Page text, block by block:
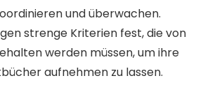
und überwachen.
strenge Kriterien fest, die von
werden müssen, um ihre
aufnehmen zu lassen.